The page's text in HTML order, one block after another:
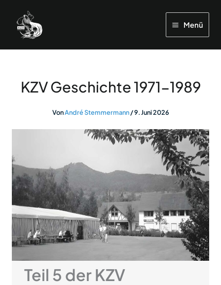
springen
Menü
KZV Geschichte 1971-1989
VonAndré Stemmermann/9. Juni 2026
Teil 5 der KZV